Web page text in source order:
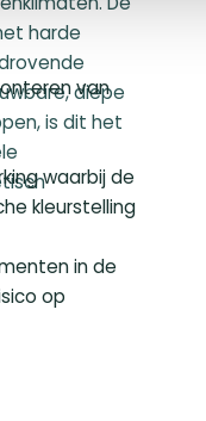
harde
diepe
is dit het
van
waarbij de
kleurstelling
in de
op